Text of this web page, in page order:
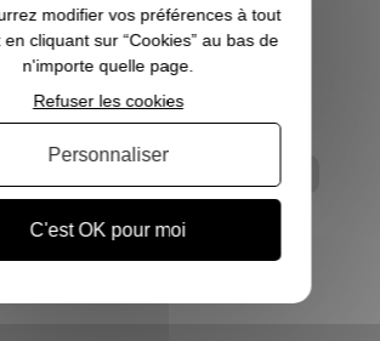
VOIR L'ARTICLE
modifier vos préférences à tout
cliquant sur “Cookies” au bas de
n'importe quelle page.
C'est OK pour moi
Refuser les cookies
Personnaliser